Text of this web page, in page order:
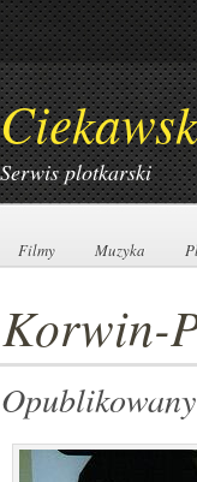
Serwis plotkarski
Filmy
Filmy Muzyka
Muzyka
Korwin-